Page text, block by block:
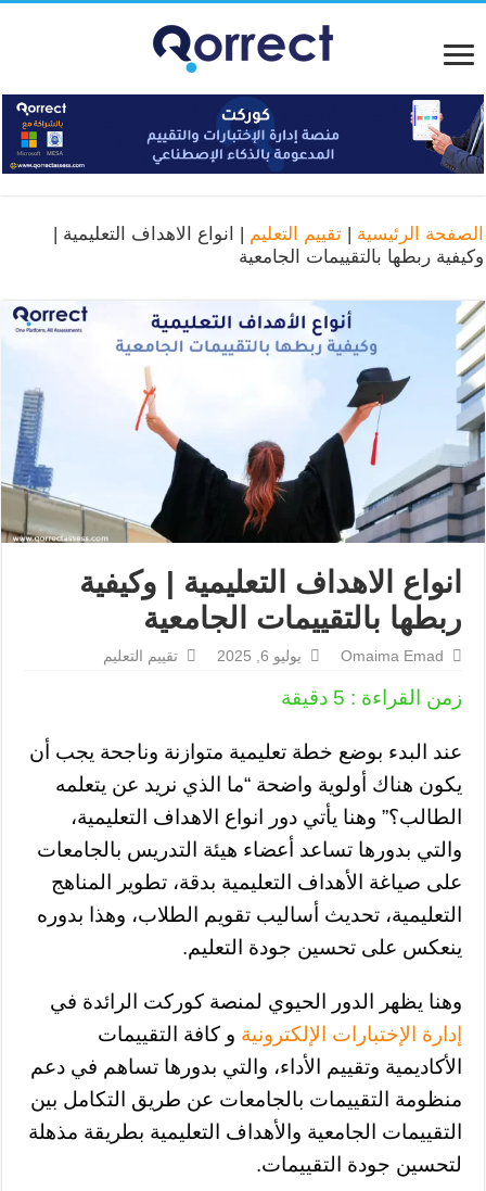
الصفحة الرئيسية |تقييم التعليم |
انواع الاهداف التعليمية |
وكيفية ربطها بالتقييمات الجامعية
انواع الاهداف التعليمية | وكيفية
ربطها بالتقييمات الجامعية
Omaima Emad يوليو 6, 2025 تقييم التعليم
زمن القراءة : 5 دقيقة
عند البدء بوضع خطة تعليمية متوازنة وناجحة يجب أن
يكون هناك أولوية واضحة “ما الذي نريد عن يتعلمه
الطالب؟” وهنا يأتي دور انواع الاهداف التعليمية،
والتي بدورها تساعد أعضاء هيئة التدريس بالجامعات
على صياغة الأهداف التعليمية بدقة، تطوير المناهج
التعليمية، تحديث أساليب تقويم الطلاب، وهذا بدوره
ينعكس على تحسين جودة التعليم.
وهنا يظهر الدور الحيوي لمنصة كوركت الرائدة في
إدارة الإختبارات الإلكترونية و كافة التقييمات
الأكاديمية وتقييم الأداء، والتي بدورها تساهم في دعم
منظومة التقييمات بالجامعات عن طريق التكامل بين
التقييمات الجامعية والأهداف التعليمية بطريقة مذهلة
لتحسين جودة التقييمات.